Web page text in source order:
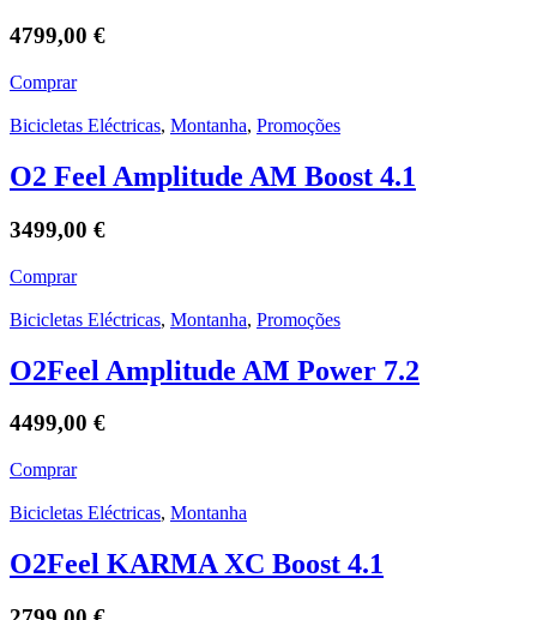
4799,00 €
Comprar
Bicicletas Eléctricas, Montanha, Promoções
O2 Feel Amplitude AM Boost 4.1
3499,00 €
Comprar
Bicicletas Eléctricas, Montanha, Promoções
O2Feel Amplitude AM Power 7.2
4499,00 €
Comprar
Bicicletas Eléctricas, Montanha
O2Feel KARMA XC Boost 4.1